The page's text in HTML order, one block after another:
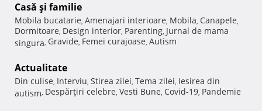
Casă şi familie
Mobila bucatarie, Amenajari interioare, Mobila, Canapele,
Dormitoare, Design interior, Parenting, Jurnal de mama
singura, Gravide, Femei curajoase, Autism
Actualitate
Din culise, Interviu, Stirea zilei, Tema zilei, Iesirea din
autism, Despărţiri celebre, Vesti Bune, Covid-19, Pandemie